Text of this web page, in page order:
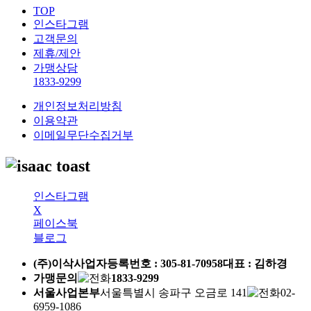
TOP
인스타그램
고객문의
제휴/제안
가맹상담
1833-9299
개인정보처리방침
이용약관
이메일무단수집거부
인스타그램
X
페이스북
블로그
(주)이삭사업자등록번호 : 305-81-70958대표 : 김하경
가맹문의
1833-9299
서울사업본부서울특별시 송파구 오금로 141
02-
6959-1086